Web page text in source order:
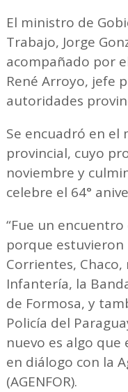
El ministro de
Trabajo, Jorge
acompañado por
René Arroyo, jefe
autoridades
Se encuadró en el
provincial, cuyo
noviembre y
celebre el 64°
“Fue un
porque estuvieron
Corrientes,
Infantería, la
de Formosa, y
Policía del
nuevo es algo
en diálogo con la
(AGENFOR).